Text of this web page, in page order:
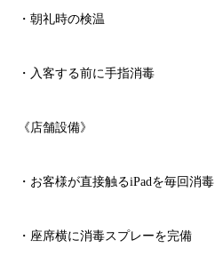
・朝礼時の検温
・入客する前に手指消毒
《店舗設備》
・お客様が直接触るiPadを毎回消毒
・座席横に消毒スプレーを完備